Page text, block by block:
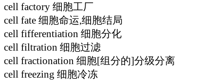
cell factory 细胞工厂
cell fate 细胞命运,细胞结局
cell fifferentiation 细胞分化
cell filtration 细胞过滤
cell fractionation 细胞[组分的]分级分离
cell freezing 细胞冷冻